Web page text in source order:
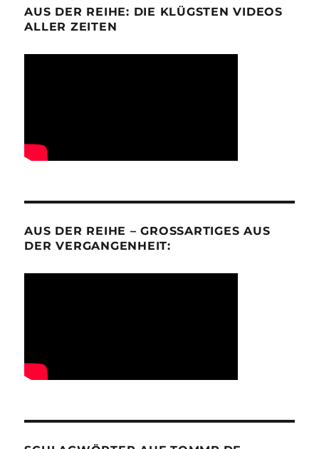
AUS DER REIHE: DIE KLÜGSTEN VIDEOS
ALLER ZEITEN
AUS DER REIHE – GROSSARTIGES AUS D
ER VERGANGENHEIT: